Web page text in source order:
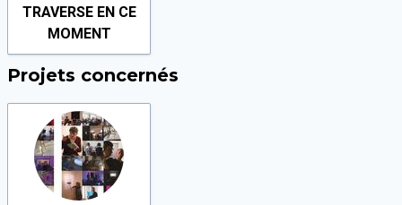
TRAVERSE EN CE
MOMENT
Projets concernés